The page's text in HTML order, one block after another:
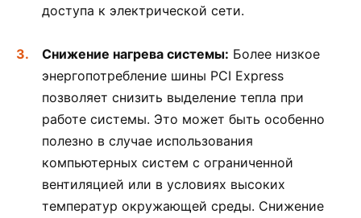
доступа к электрической сети.
Снижение нагрева системы: Более низкое
энергопотребление шины PCI Express
позволяет снизить выделение тепла при
работе системы. Это может быть особенно
полезно в случае использования
компьютерных систем с ограниченной
вентиляцией или в условиях высоких
температур окружающей среды. Снижение